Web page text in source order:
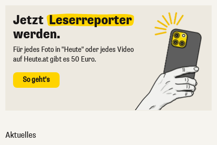
Jetzt Leserreporter
werden.
Für jedes Foto in "Heute" oder jedes Video
auf Heute.at gibt es 50 Euro.
So geht's
Aktuelles